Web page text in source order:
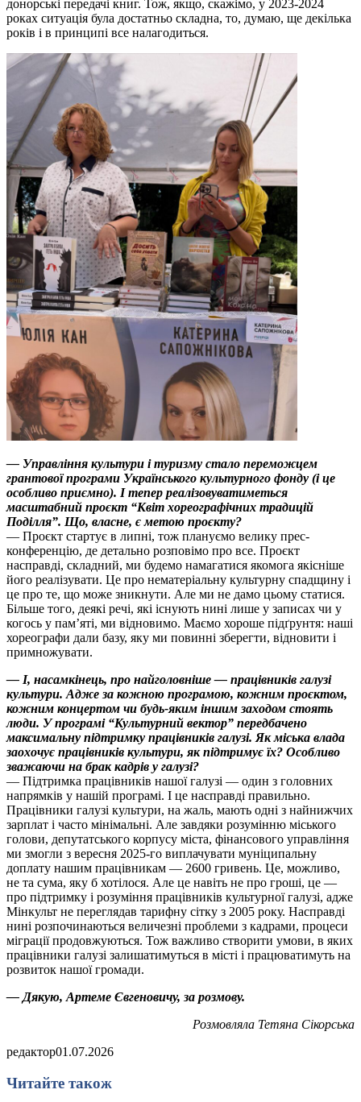
донорські передачі книг. Тож, якщо, скажімо, у 2023-2024
роках ситуація була достатньо складна, то, думаю, ще декілька
років і в принципі все налагодиться.
— Управління культури і туризму стало переможцем
грантової програми Українського культурного фонду (і це
особливо приємно). І тепер реалізовуватиметься
масштабний проєкт “Квіт хореографічних традицій
Поділля”. Що, власне, є метою проєкту?
— Проєкт стартує в липні, тож плануємо велику прес-
конференцію, де детально розповімо про все. Проєкт
насправді, складний, ми будемо намагатися якомога якісніше
його реалізувати. Це про нематеріальну культурну спадщину і
це про те, що може зникнути. Але ми не дамо цьому статися.
Більше того, деякі речі, які існують нині лише у записах чи у
когось у памʼяті, ми відновимо. Маємо хороше підґрунтя: наші
хореографи дали базу, яку ми повинні зберегти, відновити і
примножувати.
— І, насамкінець, про найголовніше — працівників галузі
культури. Адже за кожною програмою, кожним проєктом,
кожним концертом чи будь-яким іншим заходом стоять
люди. У програмі “Культурний вектор” передбачено
максимальну підтримку працівників галузі. Як міська влада
заохочує працівників культури, як підтримує їх? Особливо
зважаючи на брак кадрів у галузі?
— Підтримка працівників нашої галузі — один з головних
напрямків у нашій програмі. І це насправді правильно.
Працівники галузі культури, на жаль, мають одні з найнижчих
зарплат і часто мінімальні. Але завдяки розумінню міського
голови, депутатського корпусу міста, фінансового управління
ми змогли з вересня 2025-го виплачувати муніципальну
доплату нашим працівникам — 2600 гривень. Це, можливо,
не та сума, яку б хотілося. Але це навіть не про гроші, це —
про підтримку і розуміння працівників культурної галузі, адже
Мінкульт не переглядав тарифну сітку з 2005 року. Насправді
нині розпочинаються величезні проблеми з кадрами, процеси
міграції продовжуються. Тож важливо створити умови, в яких
працівники галузі залишатимуться в місті і працюватимуть на
розвиток нашої громади.
— Дякую, Артеме Євгеновичу, за розмову.
Розмовляла Тетяна Сікорська
редактор01.07.2026
Читайте також